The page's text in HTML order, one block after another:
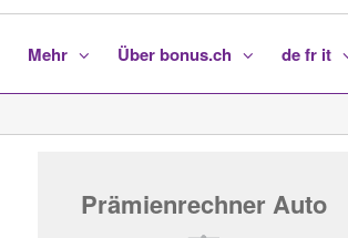
Mehr Über bonus.ch de fr it
Prämienrechner Auto